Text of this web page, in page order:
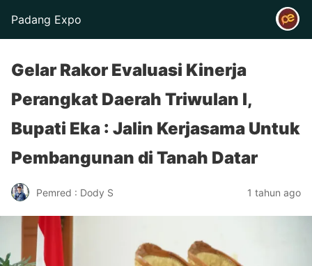
Padang Expo
Gelar Rakor Evaluasi Kinerja
Perangkat Daerah Triwulan I,
Bupati Eka : Jalin Kerjasama Untuk
Pembangunan di Tanah Datar
Pemred : Dody S 1 tahun ago